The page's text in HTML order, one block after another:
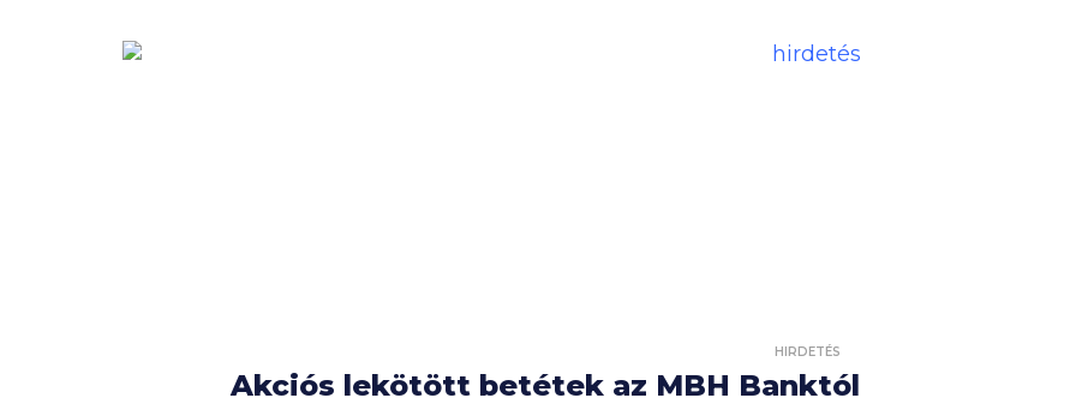
kiválasztott hitelintézet által adott ajánlat eltérhet a fent megadott adatoktól, amely vonatkozásában
HIRDETÉS
Akciós lekötött betétek az MBH Banktól